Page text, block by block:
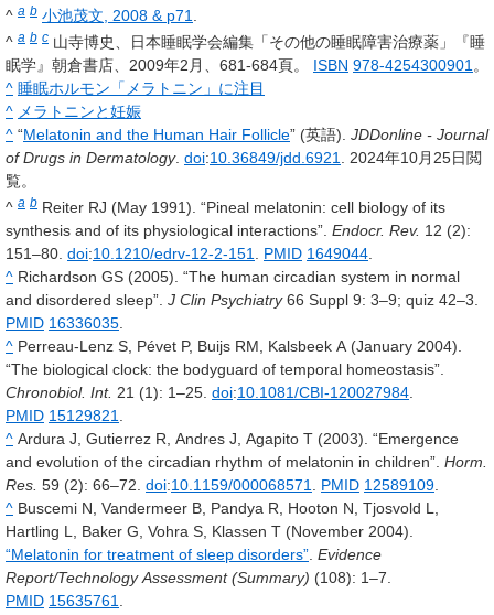
^ a b 小池茂文, 2008 & p71
^ a b c 山寺博史、日本睡眠学会編集「その他の睡眠障害治療薬」『睡
眠学』朝倉書店、2009年2月、681-684頁。 ISBN 978-4254300901 。
^ 睡眠ホルモン「メラトニン」に注目
^ メラトニンと妊娠
^ “Melatonin and the Human Hair Follicle” (英語). JDDonline - Journal
of Drugs in Dermatology. doi:10.36849/jdd.6921
. 2024年10月25日閲
覧。
^ a b Reiter RJ (May 1991). “Pineal melatonin: cell biology of its
synthesis and of its physiological interactions”. Endocr. Rev. 12 (2):
151–80. doi:10.1210/edrv-12-2-151 PMID 1649044
^ Richardson GS (2005). “The human circadian system in normal
and disordered sleep”. J Clin Psychiatry 66 Suppl 9: 3–9; quiz 42–3.
PMID 16336035
^ Perreau-Lenz S, Pévet P, Buijs RM, Kalsbeek A (January 2004).
“The biological clock: the bodyguard of temporal homeostasis”.
Chronobiol. Int. 21 (1): 1–25. doi:10.1081/CBI-120027984
PMID 15129821
^ Ardura J, Gutierrez R, Andres J, Agapito T (2003). “Emergence
and evolution of the circadian rhythm of melatonin in children”. Horm.
Res. 59 (2): 66–72. doi:10.1159/000068571 PMID 12589109
^ Buscemi N, Vandermeer B, Pandya R, Hooton N, Tjosvold L,
Hartling L, Baker G, Vohra S, Klassen T (November 2004).
“Melatonin for treatment of sleep disorders” Evidence
Report/Technology Assessment (Summary) (108): 1–7.
PMID 15635761